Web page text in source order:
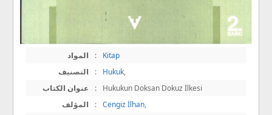
المواد :
Kitap
التصنيف
: Hukuk,
عنوان الكتاب
:
Hukukun Doksan Dokuz İlkesi
المؤلف
: Cengiz İlhan,